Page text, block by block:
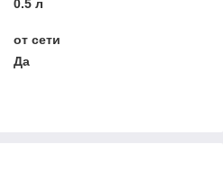
0.5 л
от сети
Да